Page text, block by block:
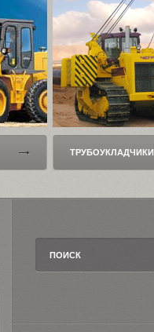
ТРУБОУКЛАДЧИКИ